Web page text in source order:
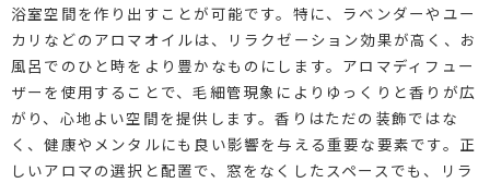
浴室空間を作り出すことが可能です。特に、ラベンダーやユー
カリなどのアロマオイルは、リラクゼーション効果が高く、お
風呂でのひと時をより豊かなものにします。アロマディフュー
ザーを使用することで、毛細管現象によりゆっくりと香りが広
がり、心地よい空間を提供します。香りはただの装飾ではな
く、健康やメンタルにも良い影響を与える重要な要素です。正
しいアロマの選択と配置で、窓をなくしたスペースでも、リラ